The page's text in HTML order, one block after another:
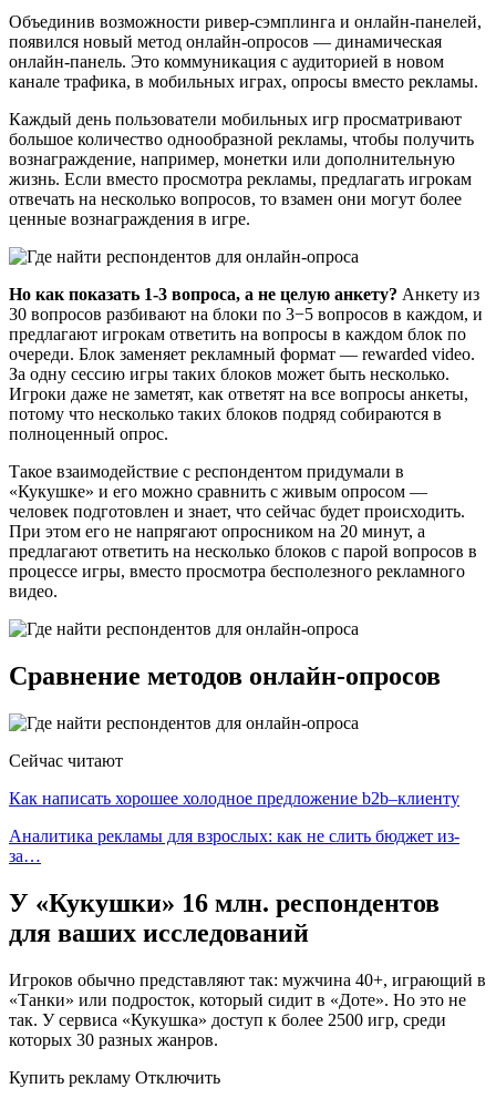
Объединив возможности ривер-сэмплинга и онлайн-панелей,
появился новый метод онлайн-опросов — динамическая
онлайн-панель. Это коммуникация с аудиторией в новом
канале трафика, в мобильных играх, опросы вместо рекламы.
Каждый день пользователи мобильных игр просматривают
большое количество однообразной рекламы, чтобы получить
вознаграждение, например, монетки или дополнительную
жизнь. Если вместо просмотра рекламы, предлагать игрокам
отвечать на несколько вопросов, то взамен они могут более
ценные вознаграждения в игре.
Но как показать 1-3 вопроса, а не целую анкету? Анкету из
30 вопросов разбивают на блоки по 3−5 вопросов в каждом, и
предлагают игрокам ответить на вопросы в каждом блок по
очереди. Блок заменяет рекламный формат — rewarded video.
За одну сессию игры таких блоков может быть несколько.
Игроки даже не заметят, как ответят на все вопросы анкеты,
потому что несколько таких блоков подряд собираются в
полноценный опрос.
Такое взаимодействие с респондентом придумали в
«Кукушке» и его можно сравнить с живым опросом —
человек подготовлен и знает, что сейчас будет происходить.
При этом его не напрягают опросником на 20 минут, а
предлагают ответить на несколько блоков с парой вопросов в
процессе игры, вместо просмотра бесполезного рекламного
видео.
Сравнение методов онлайн-опросов
Сейчас читают
Как написать хорошее холодное предложение b2b–клиенту
Аналитика рекламы для взрослых: как не слить бюджет из-
за…
У «Кукушки» 16 млн. респондентов
для ваших исследований
Игроков обычно представляют так: мужчина 40+, играющий в
«Танки» или подросток, который сидит в «Доте». Но это не
так. У сервиса «Кукушка» доступ к более 2500 игр, среди
которых 30 разных жанров.
Купить рекламу Отключить